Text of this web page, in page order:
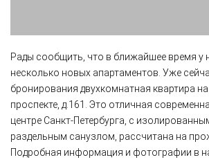
Рады сообщить, что в ближайшее время у
несколько новых апартаментов. Уже
бронирования двухкомнатная квартира
проспекте, д.161. Это отличная
центре Санкт-Петербурга, с
раздельным санузлом, рассчитана на
Подробная информация и фотографии в